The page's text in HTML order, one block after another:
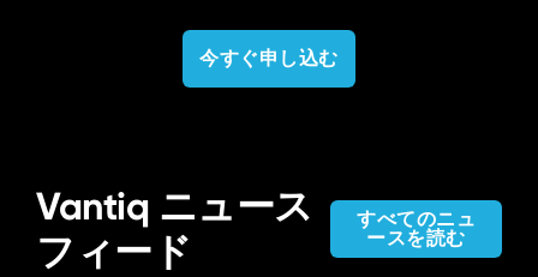
今すぐ申し込む
Vantiq ニュース
フィード
すべてのニュ
ースを読む